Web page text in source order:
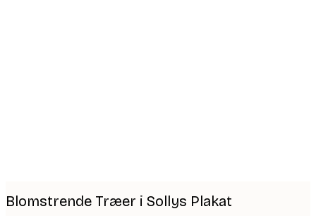
Blomstrende Træer i Sollys Plakat